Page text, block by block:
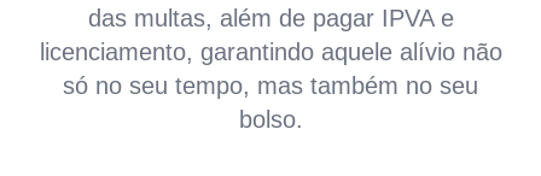
das multas, além de pagar IPVA e
licenciamento, garantindo aquele alívio não
só no seu tempo, mas também no seu
bolso.